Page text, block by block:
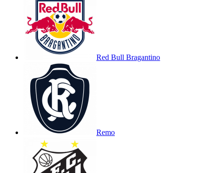
Red Bull Bragantino
Remo